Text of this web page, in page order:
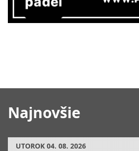
Najnovšie
UTOROK 04. 08. 2026